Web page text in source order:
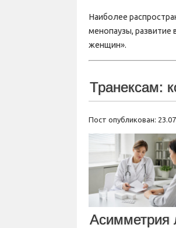
Наиболее
менопаузы, развитие
женщин».
Транексам:
Пост опубликован:
Асимметрия